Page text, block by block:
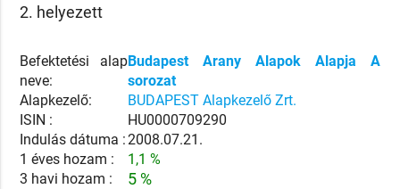
2. helyezett
Befektetési alap
neve:
Budapest Arany Alapok Alapja A
sorozat
Alapkezelő:
BUDAPEST Alapkezelő Zrt.
ISIN :
HU0000709290
Indulás dátuma :2008.07.21.
1 éves hozam :
1,1 %
3 havi hozam :
5 %